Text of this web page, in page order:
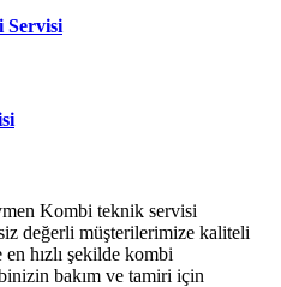
Servisi
Kombi teknik servisi
değerli müşterilerimize kaliteli
hızlı şekilde kombi
bakım ve tamiri için